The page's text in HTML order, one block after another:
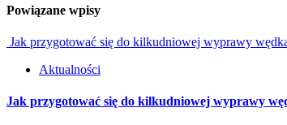
Powiązane wpisy
Jak przygotować się do kilkudniowej wyprawy
Aktualności
Jak przygotować się do kilkudniowej wyprawy